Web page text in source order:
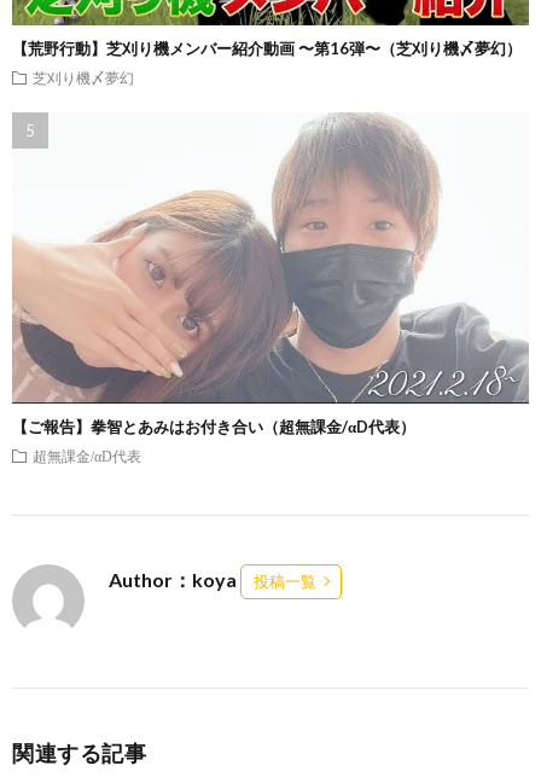
【荒野行動】芝刈り機メンバー紹介動画 〜第16弾〜（芝刈り機〆夢幻）
芝刈り機〆夢幻
【ご報告】拳智とあみはお付き合い（超無課金/αD代表）
超無課金/αD代表
Author：koya 投稿一覧
関連する記事